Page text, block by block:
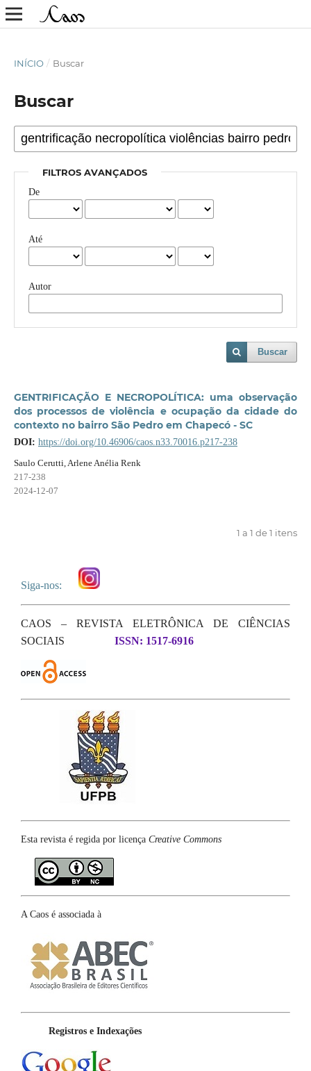
INÍCIO / Buscar
Buscar
FILTROS AVANÇADOS
De
Até
Autor
Buscar
GENTRIFICAÇÃO E NECROPOLÍTICA: uma observação
dos processos de violência e ocupação da cidade do
contexto no bairro São Pedro em Chapecó - SC
DOI: https://doi.org/10.46906/caos.n33.70016.p217-238
Saulo Cerutti, Arlene Anélia Renk
217-238
2024-12-07
1 a 1 de 1 itens
Siga-nos:
CAOS – REVISTA ELETRÔNICA DE CIÊNCIAS
SOCIAIS
ISSN: 1517-6916
Esta revista é regida por licença Creative Commons
A Caos é associada à
Registros e Indexações